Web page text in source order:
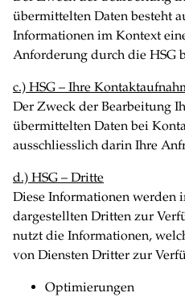
übermittelten Daten besteht
Informationen im Kontext
Anforderung durch die HSG
c.) HSG – Ihre
Der Zweck der Bearbeitung
übermittelten Daten bei
ausschliesslich darin Ihre
d.) HSG – Dritte
Diese Informationen werden
dargestellten Dritten zur
nutzt die Informationen,
von Diensten Dritter zur
Optimierungen